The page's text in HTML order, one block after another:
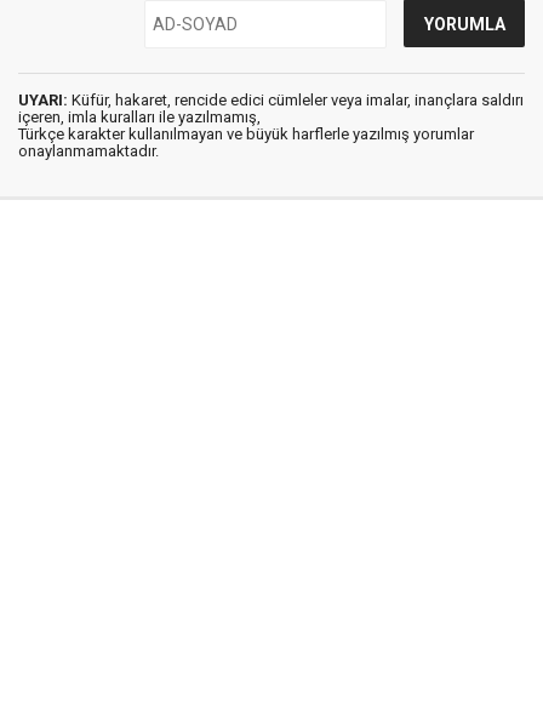
UYARI: Küfür, hakaret, rencide edici cümleler veya imalar, inançlara saldırı
içeren, imla kuralları ile yazılmamış,
Türkçe karakter kullanılmayan ve büyük harflerle yazılmış yorumlar
onaylanmamaktadır.